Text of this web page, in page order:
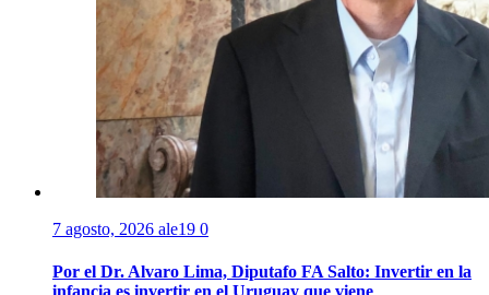
7 agosto, 2026 ale19 0
Por el Dr. Alvaro Lima, Diputafo FA Salto: Invertir en la